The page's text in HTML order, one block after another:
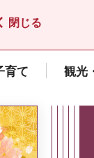
閉じる
育て 観光